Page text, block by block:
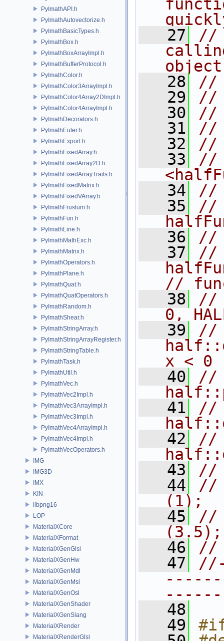
PyImathAPI.h
PyImathAutovectorize.h
PyImathBasicTypes.h
PyImathBox.h
PyImathBoxArrayImpl.h
PyImathBufferProtocol.h
PyImathColor.h
PyImathColor3ArrayImpl.h
PyImathColor4Array2DImpl.h
PyImathColor4ArrayImpl.h
PyImathDecorators.h
PyImathEuler.h
PyImathExport.h
PyImathFixedArray.h
PyImathFixedArray2D.h
PyImathFixedArrayTraits.h
PyImathFixedMatrix.h
PyImathFixedVArray.h
PyImathFrustum.h
PyImathFun.h
PyImathLine.h
PyImathMathExc.h
PyImathMatrix.h
PyImathOperators.h
PyImathPlane.h
PyImathQuat.h
PyImathQuatOperators.h
PyImathRandom.h
PyImathShear.h
PyImathStringArray.h
PyImathStringArrayRegister.h
PyImathStringTable.h
PyImathTask.h
PyImathUtil.h
PyImathVec.h
PyImathVec2Impl.h
PyImathVec3ArrayImpl.h
PyImathVec3Impl.h
PyImathVec4ArrayImpl.h
PyImathVec4Impl.h
PyImathVecOperators.h
IMG
IMG3D
IMX
KIN
libpng16
LOP
MaterialXCore
MaterialXFormat
MaterialXGenGlsl
MaterialXGenHw
MaterialXGenMdl
MaterialXGenMsl
MaterialXGenOsl
MaterialXGenShader
MaterialXGenSlang
MaterialXRender
MaterialXRenderGlsl
   27
//
   28
//
   29
//
   30
//
   31
//
   32
//
   33
//
   34
//
   35
//
   36
//
   37
//
//
   38
//
0,
   39
//
x < 0
   40
//
   41
//
   42
//
   43
//
   44
//
(1);
   45
//
(3.5);
   46
//
   47
   48
   49